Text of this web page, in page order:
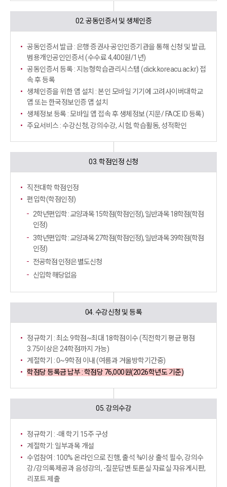
02. 공동인증서 및 생체인증
공동인증서 발급 : 은행·증권사·공인인증기관을 통해 신청 및 발급,
범용개인공인인증서 (수수료 4,400원/1년)
공동인증서 등록 : 지능형학습관리시스템 (click.koreacu.ac.kr) 접
속 후 등록
생체인증을 위한 앱 설치 : 본인 모바일 기기에 고려사이버대학교
앱 또는 한국정보인증 앱 설치
생체정보 등록 : 모바일 앱 접속 후 생체정보 (지문/ FACE ID 등록)
주요서비스 : 수강신청, 강의수강, 시험, 학습활동, 성적확인
03. 학점인정 신청
직전대학 학점인정
편입학(학점인정)
2학년편입학 : 교양과목 15학점(학점인정), 일반과목 18학점(학점
인정)
3학년편입학 : 교양과목 27학점(학점인정), 일반과목 39학점(학점
인정)
전공학점 인정은 별도신청
신입학 해당없음
04. 수강신청 및 등록
정규학기 : 최소 9학점~최대 18학점이수(직전학기 평균 평점
3.75이상은 24학점까지 가능)
계절학기 : 0~9학점 이내 (여름과 겨울방학기간중)
학점당 등록금 납부 : 학점당 76,000원(2026학년도 기준)
05. 강의수강
정규학기 : -매 학기 15주 구성
계절학기: 일부과목 개설
수업참여 : 100% 온라인으로 진행, 출석 ¾이상 출석 필수,강의수
강/강의록제공과 음성강의, -질문답변·토론실·자료실·자유게시판,
리포트 제출